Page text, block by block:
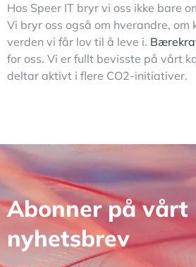
Hos Speer IT bryr vi oss ikke bare
Vi bryr oss også om hverandre, om
verden vi får lov til å leve i.
for oss. Vi er fullt bevisste på vårt
deltar aktivt i flere CO2-initiativer.
Abonner på vårt
nyhetsbrev